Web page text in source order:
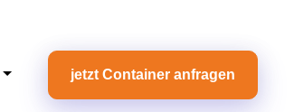
jetzt Container anfragen